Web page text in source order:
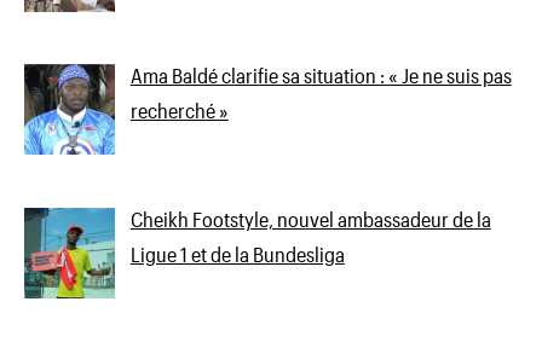
Ama Baldé clarifie sa situation : « Je ne suis pas
recherché »
Cheikh Footstyle, nouvel ambassadeur de la
Ligue 1 et de la Bundesliga